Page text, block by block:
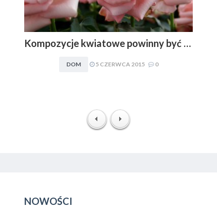
Kompozycje kwiatowe powinny być dopasowywane do charakteru i stylu aranżacyjnego wnętrza. Obowiązuje zasada: im mniej, tym lepiej
DOM 5 CZERWCA 2015 0
NOWOŚCI